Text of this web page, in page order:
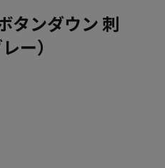
タンダウン 刺
ー）